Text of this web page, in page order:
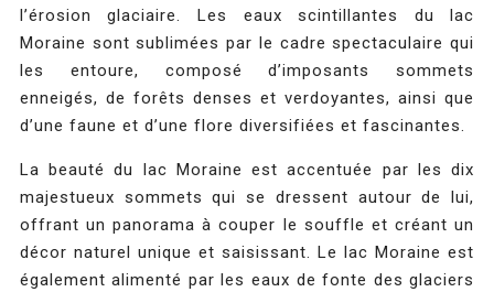
l’érosion glaciaire. Les eaux scintillantes du lac
Moraine sont sublimées par le cadre spectaculaire qui
les entoure, composé d’imposants sommets
enneigés, de forêts denses et verdoyantes, ainsi que
d’une faune et d’une flore diversifiées et fascinantes.
La beauté du lac Moraine est accentuée par les dix
majestueux sommets qui se dressent autour de lui,
offrant un panorama à couper le souffle et créant un
décor naturel unique et saisissant. Le lac Moraine est
également alimenté par les eaux de fonte des glaciers